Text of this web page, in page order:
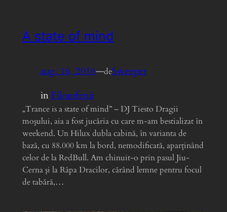
A state of mind
aug. 16, 2016—deSweeper
inFilozofenii
„Trance is a state of mind” – DJ Tiesto Dragii
moşului, aia a fost jucăria cu care m-am bestializat în
weekend. Un Hilux dubla cabină, în varianta de
bază, cu 88.000 km la bord, nemodificată, aparţinând
celor de la RedBull. Am chinuit-o prin pasul Jiu-
Cerna şi la Râpa Dracilor, cărând lemne pentru focul
de tabără,…